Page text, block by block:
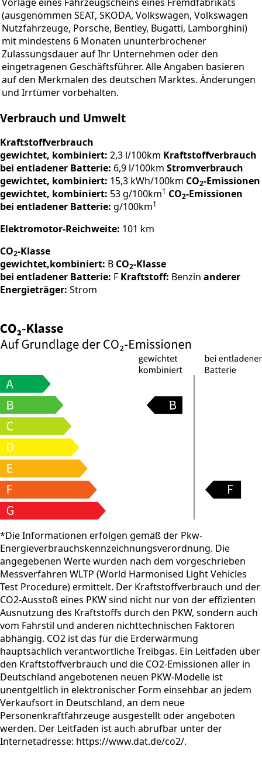
(ausgenommen SEAT, SKODA, Volkswagen, Volkswagen
Nutzfahrzeuge, Porsche, Bentley, Bugatti, Lamborghini)
mit mindestens 6 Monaten ununterbrochener
Zulassungsdauer auf Ihr Unternehmen oder den
eingetragenen Geschäftsführer. Alle Angaben basieren
auf den Merkmalen des deutschen Marktes. Änderungen
und Irrtümer vorbehalten.
Verbrauch und Umwelt
Kraftstoffverbrauch
gewichtet, kombiniert: 2,3 l/100km Kraftstoffverbrauch
bei entladener Batterie: 6,9 l/100km Stromverbrauch
gewichtet, kombiniert: 15,3 kWh/100km CO2-Emissionen
gewichtet, kombiniert: 53 g/100km1 CO2-Emissionen
bei entladener Batterie: g/100km1
Elektromotor-Reichweite: 101 km
CO2-Klasse
gewichtet,kombiniert: B CO2-Klasse
bei entladener Batterie: F Kraftstoff: Benzin anderer
Energieträger: Strom
*Die Informationen erfolgen gemäß der Pkw-
Energieverbrauchskennzeichnungsverordnung. Die
angegebenen Werte wurden nach dem vorgeschrieben
Messverfahren WLTP (World Harmonised Light Vehicles
Test Procedure) ermittelt. Der Kraftstoffverbrauch und der
CO2-Ausstoß eines PKW sind nicht nur von der effizienten
Ausnutzung des Kraftstoffs durch den PKW, sondern auch
vom Fahrstil und anderen nichttechnischen Faktoren
abhängig. CO2 ist das für die Erderwärmung
hauptsächlich verantwortliche Treibgas. Ein Leitfaden über
den Kraftstoffverbrauch und die CO2-Emissionen aller in
Deutschland angebotenen neuen PKW-Modelle ist
unentgeltlich in elektronischer Form einsehbar an jedem
Verkaufsort in Deutschland, an dem neue
Personenkraftfahrzeuge ausgestellt oder angeboten
werden. Der Leitfaden ist auch abrufbar unter der
Internetadresse: https://www.dat.de/co2/.